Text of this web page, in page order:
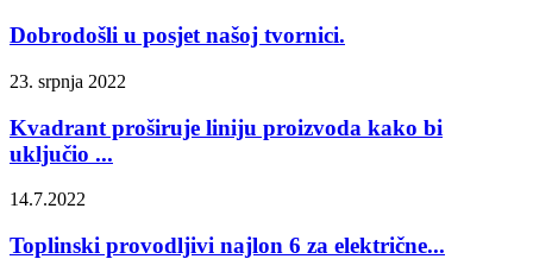
Dobrodošli u posjet našoj tvornici.
23. srpnja 2022
Kvadrant proširuje liniju proizvoda kako bi
uključio ...
14.7.2022
Toplinski provodljivi najlon 6 za električne...